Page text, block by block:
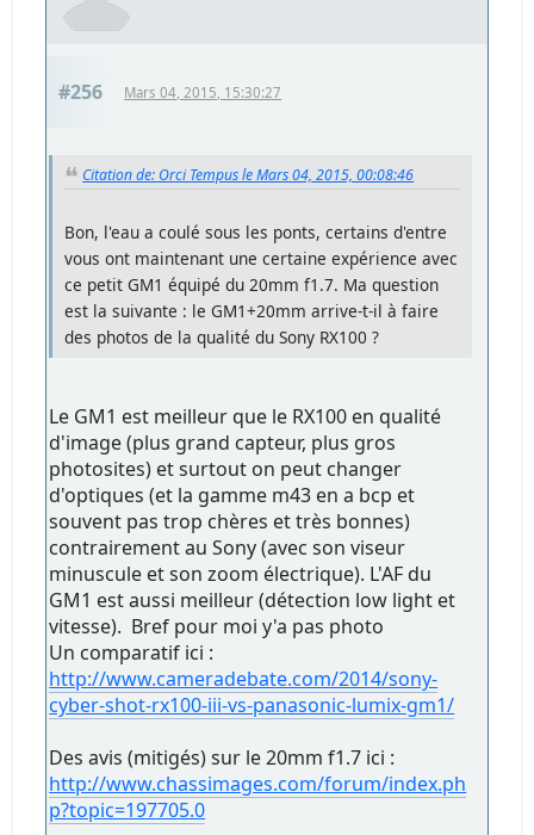
#256 Mars 04, 2015, 15:30:27
Citation de: Orci Tempus le Mars 04, 2015, 00:08:46
Bon, l'eau a coulé sous les ponts, certains d'entre
vous ont maintenant une certaine expérience avec
ce petit GM1 équipé du 20mm f1.7. Ma question
est la suivante : le GM1+20mm arrive-t-il à faire
des photos de la qualité du Sony RX100 ?
Le GM1 est meilleur que le RX100 en qualité
d'image (plus grand capteur, plus gros
photosites) et surtout on peut changer
d'optiques (et la gamme m43 en a bcp et
souvent pas trop chères et très bonnes)
contrairement au Sony (avec son viseur
minuscule et son zoom électrique). L'AF du
GM1 est aussi meilleur (détection low light et
vitesse). Bref pour moi y'a pas photo
Un comparatif ici :
http://www.cameradebate.com/2014/sony-
cyber-shot-rx100-iii-vs-panasonic-lumix-gm1/
Des avis (mitigés) sur le 20mm f1.7 ici :
http://www.chassimages.com/forum/index.ph
p?topic=197705.0